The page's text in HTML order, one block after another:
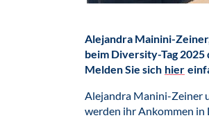
Alejandra Mainini-
beim Diversity-Tag
Melden Sie sich hier
Alejandra Manini-Zeiner
werden ihr Ankommen